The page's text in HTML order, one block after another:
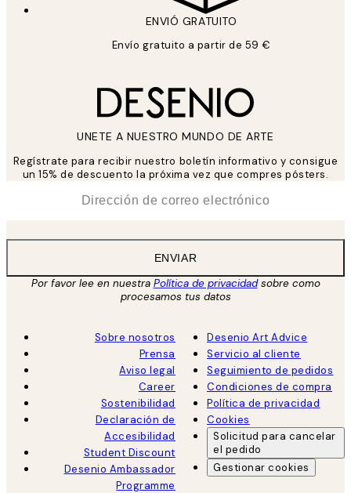
ENVIÓ GRATUITO
Envío gratuito a partir de 59 €
UNETE A NUESTRO MUNDO DE ARTE
Regístrate para recibir nuestro boletín informativo y consigue
un 15% de descuento la próxima vez que compres pósters.
ENVIAR
Por favor lee en nuestra Política de privacidadsobre como
procesamos tus datos
Sobre nosotros
Prensa
Aviso legal
Career
Sostenibilidad
Declaración de
Accesibilidad
Student Discount
Desenio Ambassador
Programme
Desenio Art Advice
Servicio al cliente
Seguimiento de pedidos
Condiciones de compra
Política de privacidad
Cookies
Solicitud para cancelar
el pedido
Gestionar cookies